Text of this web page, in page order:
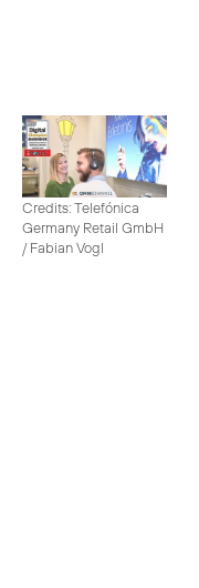
Credits: Telefónica
Germany Retail GmbH
/ Fabian Vogl